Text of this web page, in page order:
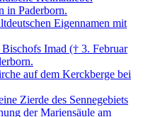
in Paderborn.
Eigennamen mit
Imad († 3. Februar
auf dem Kerckberge bei
Zierde des Sennegebiets
der Mariensäule am